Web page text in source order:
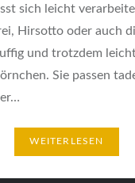
sich leicht
Hirsotto oder auch
und trotzdem
Sie passen
WEITERLESEN